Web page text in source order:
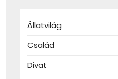
Állatvilág
Család
Divat